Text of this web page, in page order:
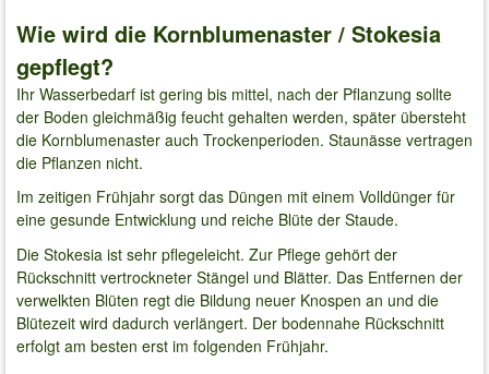
Wie wird die Kornblumenaster / Stokesia
gepflegt?
Ihr Wasserbedarf ist gering bis mittel, nach der Pflanzung sollte
der Boden gleichmäßig feucht gehalten werden, später übersteht
die Kornblumenaster auch Trockenperioden. Staunässe vertragen
die Pflanzen nicht.
Im zeitigen Frühjahr sorgt das Düngen mit einem Volldünger für
eine gesunde Entwicklung und reiche Blüte der Staude.
Die Stokesia ist sehr pflegeleicht. Zur Pflege gehört der
Rückschnitt vertrockneter Stängel und Blätter. Das Entfernen der
verwelkten Blüten regt die Bildung neuer Knospen an und die
Blütezeit wird dadurch verlängert. Der bodennahe Rückschnitt
erfolgt am besten erst im folgenden Frühjahr.